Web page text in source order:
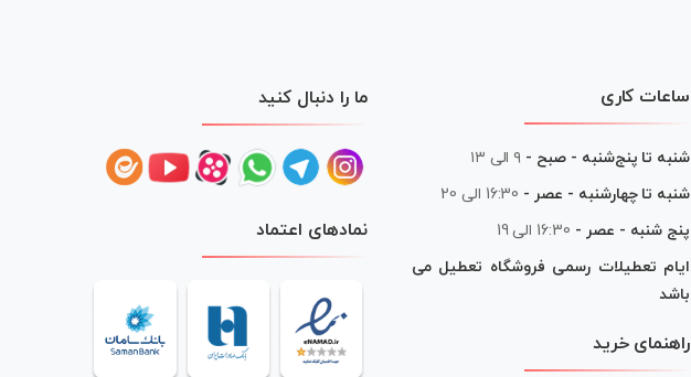
ساعات کاری
شنبه تا پنج‌شنبه - صبح - ۹ الی ۱۳
شنبه تا چهارشنبه - عصر - 16:30 الی 20
پنج شنبه - عصر - 16:30 الی 19
ایام تعطیلات رسمی فروشگاه تعطیل می
باشد
راهنمای خرید
ما را دنبال کنید
نمادهای اعتماد